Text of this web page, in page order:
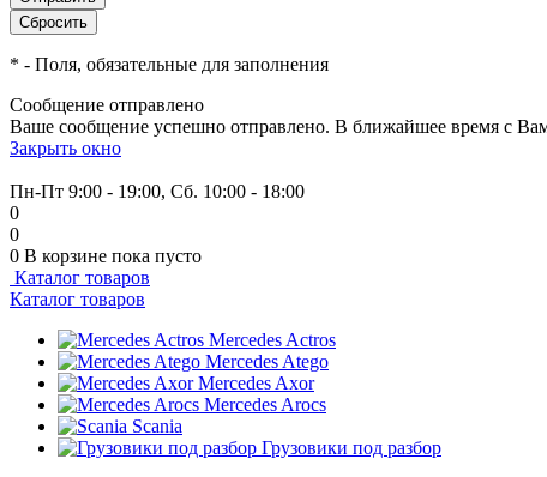
* - Поля, обязательные для заполнения
Сообщение отправлено
Ваше сообщение успешно отправлено. В ближайшее время с
Закрыть окно
Пн-Пт 9:00 - 19:00, Сб. 10:00 - 18:00
0
0
0 В корзине пока пусто
Каталог товаров
Каталог товаров
Mercedes Actros
Mercedes Atego
Mercedes Axor
Mercedes Arocs
Scania
Грузовики под разбор